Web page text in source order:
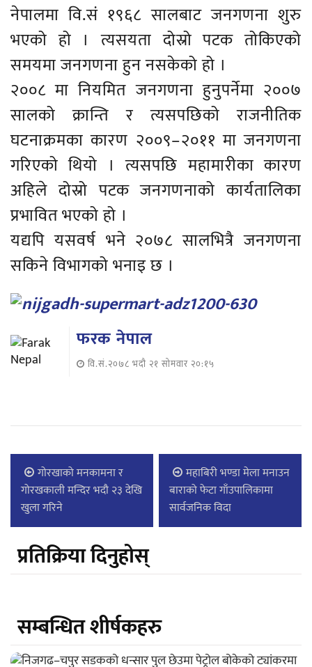
नेपालमा वि.सं १९६८ सालबाट जनगणना शुरु
भएको हो । त्यसयता दोस्रो पटक तोकिएको
समयमा जनगणना हुन नसकेको हो ।
२००८ मा नियमित जनगणना हुनुपर्नेमा २००७
सालको क्रान्ति र त्यसपछिको राजनीतिक
घटनाक्रमका कारण २००९–२०११ मा जनगणना
गरिएको थियो । त्यसपछि महामारीका कारण
अहिले दोस्रो पटक जनगणनाको कार्यतालिका
प्रभावित भएको हो ।
यद्यपि यसवर्ष भने २०७८ सालभित्रै जनगणना
सकिने विभागको भनाइ छ ।
फरक नेपाल
वि.सं.२०७८ भदौ २१ सोमवार २०:१५
गोरखाको मनकामना र
गोरखकाली मन्दिर भदौ २३ देखि
खुला गरिने
महाबिरी भण्डा मेला मनाउन
बाराको फेटा गाँउपालिकामा
सार्वजनिक विदा
प्रतिक्रिया दिनुहोस्
सम्बन्धित शीर्षकहरु